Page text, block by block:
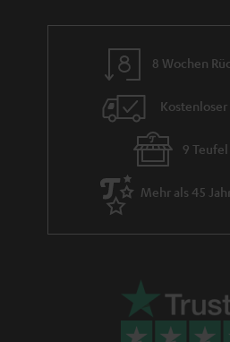
8 Wochen
Kostenloser
9
Mehr als 45